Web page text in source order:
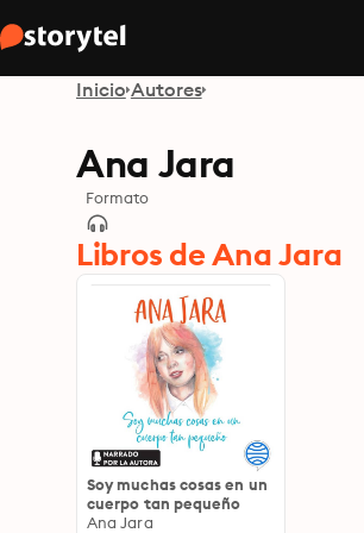
Inicio Autores
Ana Jara
Formato
Libros de Ana Jara
Soy muchas cosas en un
cuerpo tan pequeño
Ana Jara